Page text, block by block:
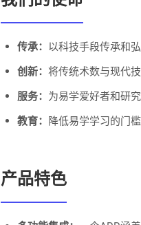
传承： 以科技手段传承和
创新： 将传统术数与现代
服务： 为易学爱好者和研
教育： 降低易学学习的门
产品特色